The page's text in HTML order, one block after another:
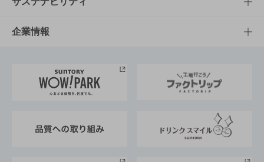
栄養成分一覧
工場見学
地域情報
サントリーホール
サントリーサンバーズ大阪
サステナビリティTOP
サントリーが考えるサステナビリティ経営
企業情報
企業概要